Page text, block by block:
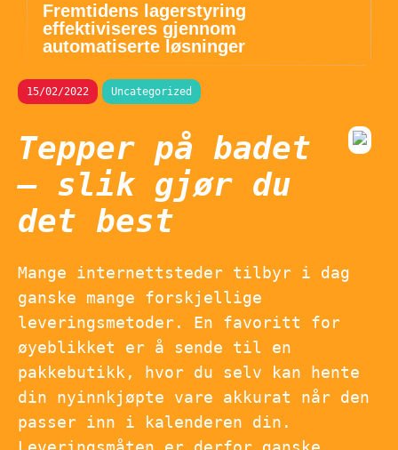
Fremtidens lagerstyring
effektiviseres gjennom
automatiserte løsninger
15/02/2022 Uncategorized
Tepper på badet
– slik gjør du
det best
Mange internettsteder tilbyr i dag
ganske mange forskjellige
leveringsmetoder. En favoritt for
øyeblikket er å sende til en
pakkebutikk, hvor du selv kan hente
din nyinnkjøpte vare akkurat når den
passer inn i kalenderen din.